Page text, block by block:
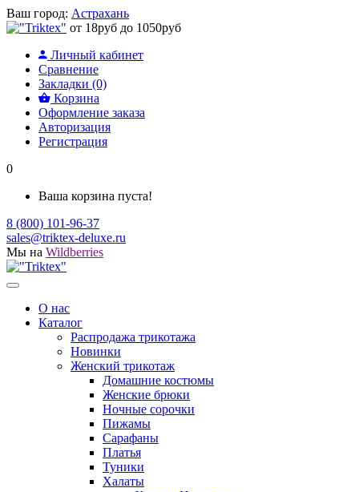
Ваш город: Астрахань
от 18руб до 1050руб
Личный кабинет
Сравнение
Закладки (0)
Корзина
Оформление заказа
Авторизация
Регистрация
0
Ваша корзина пуста!
8 (800) 101-96-37
sales@triktex-deluxe.ru
Мы на Wildberries
О нас
Каталог
Распродажа трикотажа
Новинки
Женский трикотаж
Домашние костюмы
Женские брюки
Ночные сорочки
Пижамы
Сарафаны
Платья
Туники
Халаты